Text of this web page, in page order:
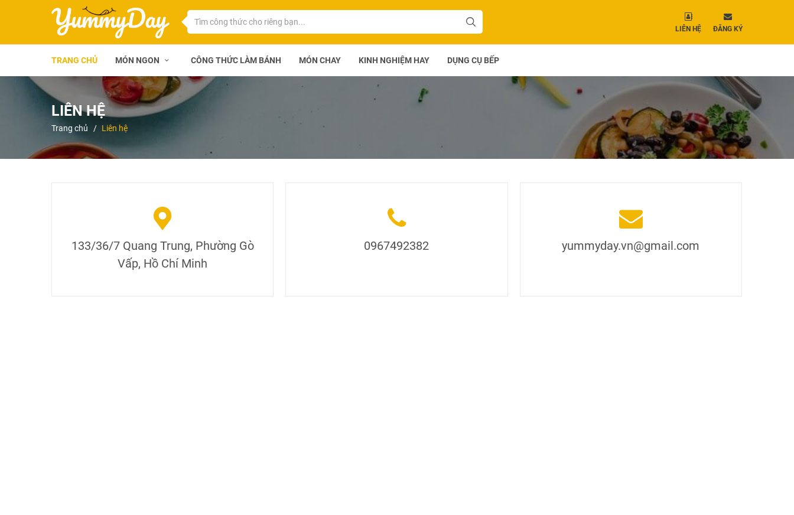
LIÊN HỆ ĐĂNG KÝ
TRANG CHỦ MÓN NGON CÔNG THỨC LÀM BÁNH MÓN CHAY KINH NGHIỆM HAY DỤNG CỤ BẾP
LIÊN HỆ
Trang chủ Liên hệ
133/36/7 Quang Trung, Phường Gò
Vấp, Hồ Chí Minh
0967492382 yummyday.vn@gmail.com